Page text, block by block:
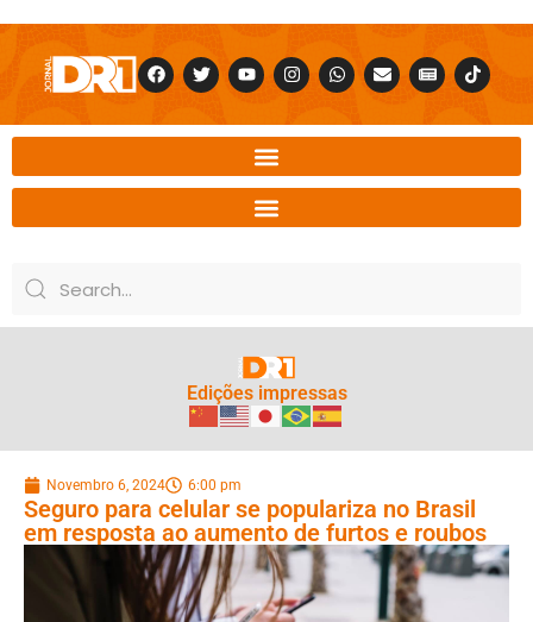
Edições impressas
Novembro 6, 2024 6:00 pm
Seguro para celular se populariza no Brasil
em resposta ao aumento de furtos e roubos